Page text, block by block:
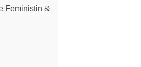
Feministin &